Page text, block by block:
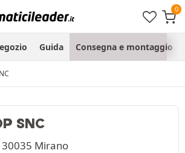
Guida Consegna e montaggio
SNC
30035 Mirano